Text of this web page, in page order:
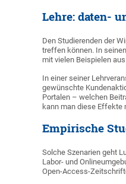
Lehre: daten-
Den Studierenden der
treffen können. In
mit vielen Beispielen
In einer seiner
gewünschte
Portalen – welchen
kann man diese Effekte
Empirische
Solche Szenarien geht
Labor- und
Open-Access-